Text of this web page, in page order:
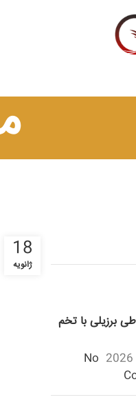
18
ژانویه
برزیلی با تخم
No